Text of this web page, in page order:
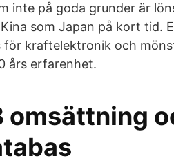
inte på goda grunder är
som Japan på kort tid.
kraftelektronik och
års erfarenhet.
omsättning